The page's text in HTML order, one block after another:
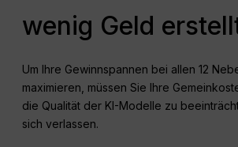
wenig Geld
Um Ihre Gewinnspannen bei allen 12
maximieren, müssen Sie Ihre
die Qualität der KI-Modelle zu
sich verlassen.